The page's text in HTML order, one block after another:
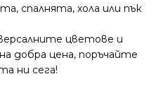
спалнята, хола или пък
цветове и
добра цена, поръчайте
ни сега!